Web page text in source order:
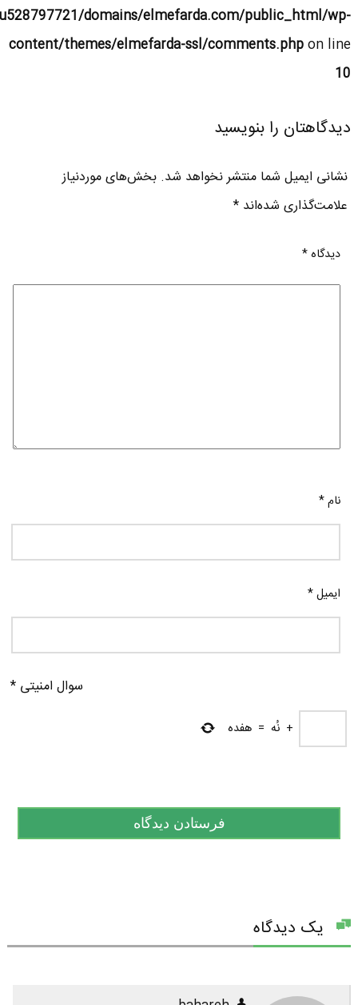
domains/elmefarda.com/public_html/wp-
content/themes/elmefarda-ssl/comments.phpon line
10
دیدگاهتان را بنویسید
نشانی ایمیل شما منتشر نخواهد شد. بخش‌های موردنیاز
علامت‌گذاری شده‌اند*
دیدگاه*
نام*
ایمیل*
سوال امنیتی *
+ نُه = هفده
یک دیدگاه